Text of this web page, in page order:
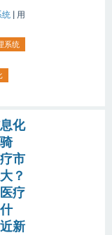
统
用
系统
化
市
？
疗
新